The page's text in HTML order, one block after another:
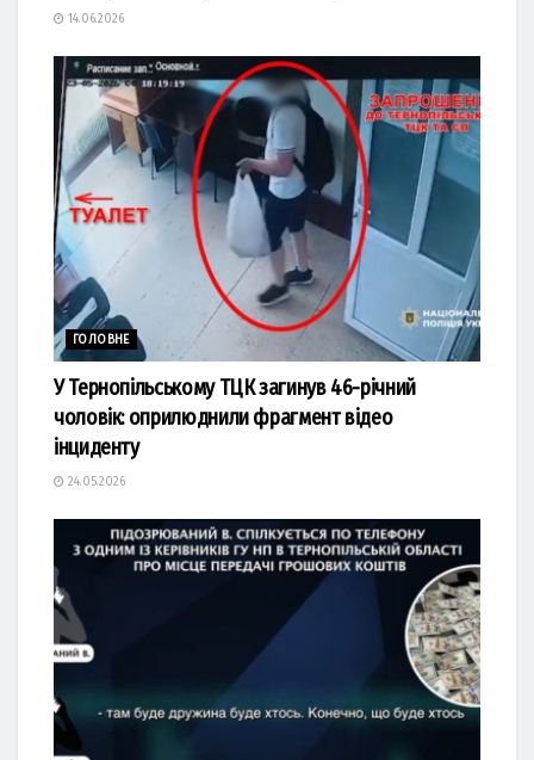
14.06.2026
ГОЛОВНЕ
У Тернопільському ТЦК загинув 46-річний
чоловік: оприлюднили фрагмент відео
інциденту
24.05.2026